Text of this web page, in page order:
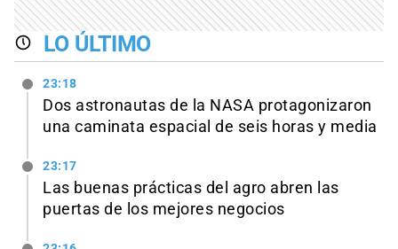
LO ÚLTIMO
23:18
Dos astronautas de la NASA protagonizaron
una caminata espacial de seis horas y media
23:17
Las buenas prácticas del agro abren las
puertas de los mejores negocios